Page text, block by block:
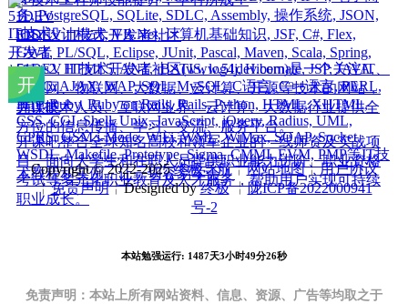
务, PostgreSQL, SQLite, SDLC, Assembly, 操作系统, JSON,
iOS, 设计模式, VB.Net, 计算机基础知识, JSF, C#, Flex,
GWT, PL/SQL, Eclipse, JUnit, Pascal, Maven, Scala, Spring,
Struts2, HTML5, ANT, iBATIS, log4j, Hibernate, JSP, JAVA,
JDBC, AJAX, WAP, SQL, MySQL, C语言, C++语言, PERL,
PHP, Ruby, Ruby on Rails, Rails, Python, HTML, XHTML,
CSS, CGI, Shell, Unix, JavaScript, jQuery, Radius, UML,
GPRS, GSM,i-Mode, WiFi, WML, WiMax, SOAP, Socket,
WSDL, Makefile, Prototype, Sigma, CMMI, EVM, PMP等IT技
术教程和实例，让一切容易学会！
51DEV IT技术开发者社区
51DEV IT技术开发者社区(www.51dev.com)是一个关注IT、
互联网、物联网、大数据、云计算、开源等技术的网站，
为IT技术人员、互联网业界、云计算、大数据行业提供全
方位的信息传播、学习、交流、服务平台。
开课吧
开课吧整合全球知名高校和领军企业的一线师资及实战项
目，面向大学生和在职人员提供职业能力进阶、职业资格
考试等多元化职业教育及人才服务，帮助用户实现可持续
职业成长。
Copyright © 2022-2025终极导航╎网站地图╎用户协议
╎免责声明╎Designed by终极╎陇ICP备2022000941
号-2
本站勉强运行: 1487天3小时49分27秒
免责声明：本站上所有网站资料、信息、资源、广告等均取之于